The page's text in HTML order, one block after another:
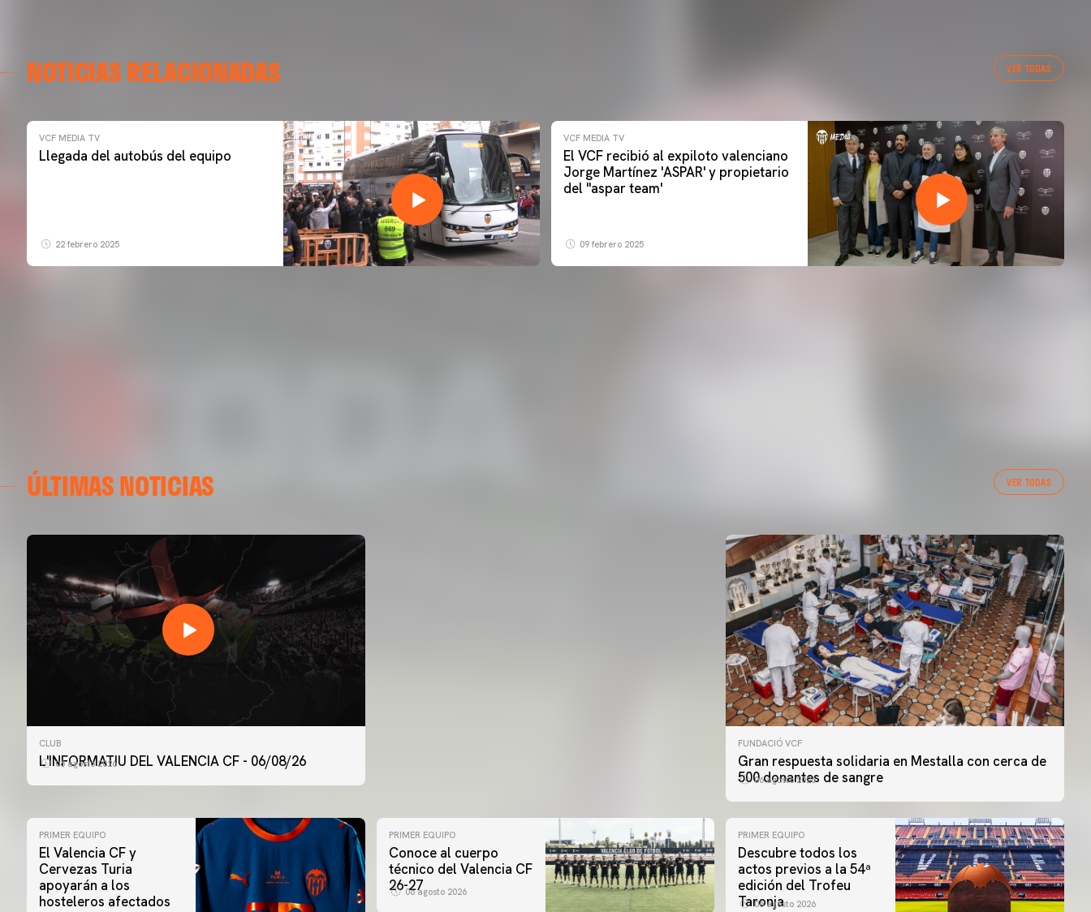
NOTICIAS RELACIONADAS VER TODAS
VCF MEDIA TV
Llegada del autobús del equipo
22 febrero 2025
VCF MEDIA TV
El VCF recibió al expiloto valenciano
Jorge Martínez 'ASPAR' y propietario
del ''aspar team'
09 febrero 2025
ÚLTIMAS NOTICIAS VER TODAS
CLUB
L'INFORMATIU DEL VALENCIA CF - 06/08/26
06 agosto 2026
FUNDACIÓ VCF
Gran respuesta solidaria en Mestalla con cerca de
500 donantes de sangre
06 agosto 2026
PRIMER EQUIPO
El Valencia CF y
Cervezas Turia
apoyarán a los
hosteleros afectados
PRIMER EQUIPO
Conoce al cuerpo
técnico del Valencia CF
26-27
06 agosto 2026
PRIMER EQUIPO
Descubre todos los
actos previos a la 54ª
edición del Trofeu
Taronja
06 agosto 2026